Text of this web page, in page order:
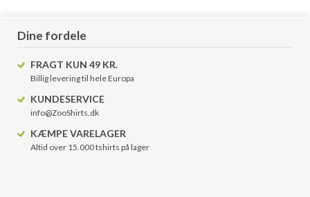
Dine fordele
FRAGT KUN 49 KR.
Billig levering til hele Europa
KUNDESERVICE
info@ZooShirts.dk
KÆMPE VARELAGER
Altid over 15.000 tshirts på lager